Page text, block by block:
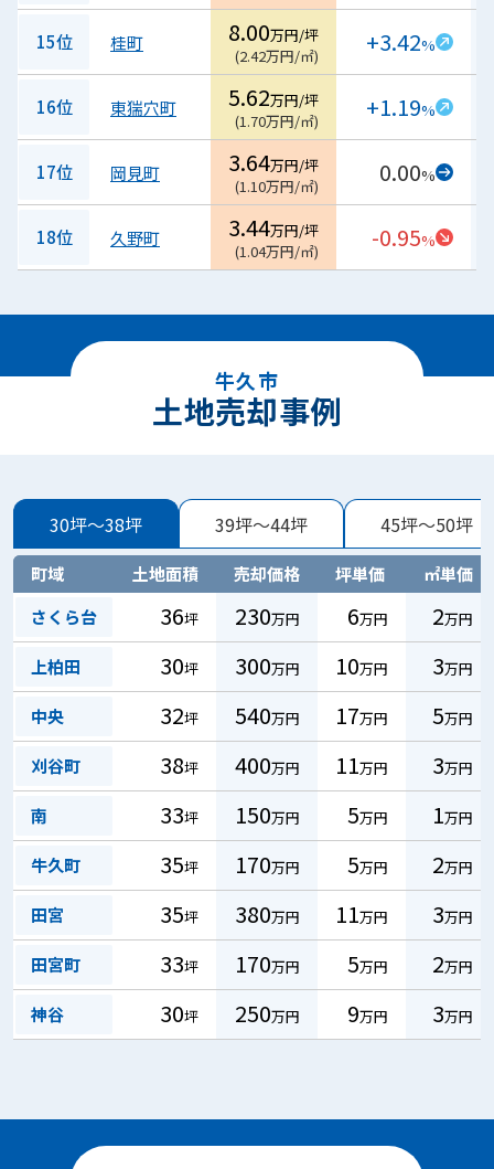
15位 桂町 8.00万円/坪
(2.42万円/㎡) +3.42%
16位 東猯穴町 5.62万円/坪
(1.70万円/㎡) +1.19%
17位 岡見町 3.64万円/坪
(1.10万円/㎡) 0.00%
18位 久野町 3.44万円/坪
(1.04万円/㎡) -0.95%
牛久市
土地売却事例
30坪～38坪 39坪～44坪 45坪～50坪
町域 土地面積 売却価格 坪単価
㎡単価
さくら台
36坪 230万円 6万円 2万円
上柏田 30坪 300万円 10万円 3万円
中央 32坪 540万円 17万円 5万円
刈谷町 38坪 400万円 11万円 3万円
南 33坪 150万円 5万円 1万円
牛久町 35坪 170万円 5万円 2万円
田宮 35坪 380万円 11万円 3万円
田宮町 33坪 170万円 5万円 2万円
神谷 30坪 250万円 9万円 3万円